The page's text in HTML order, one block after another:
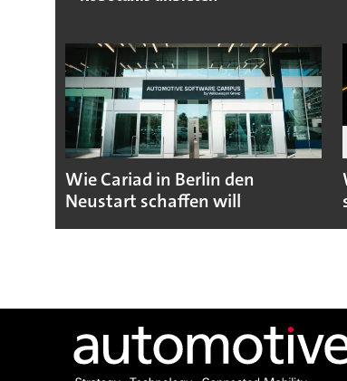
Wie Cariad in Berlin den
Neustart schaffen will